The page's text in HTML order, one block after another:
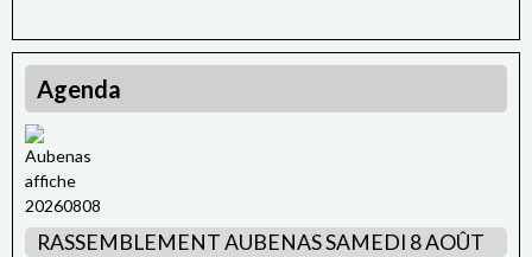
Agenda
RASSEMBLEMENT AUBENAS SAMEDI 8 AOÛT